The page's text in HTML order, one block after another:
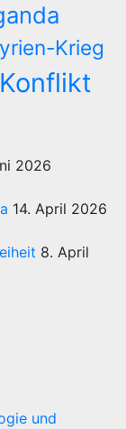
Krieg
2026
14. April 2026
8. April
und